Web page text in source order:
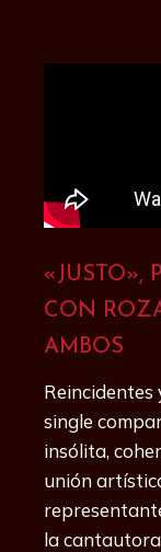
«JUSTO»,
CON
AMBOS
Reincidentes
single
insólita,
unión
la